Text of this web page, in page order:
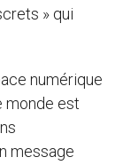
» qui
numérique
monde est
message